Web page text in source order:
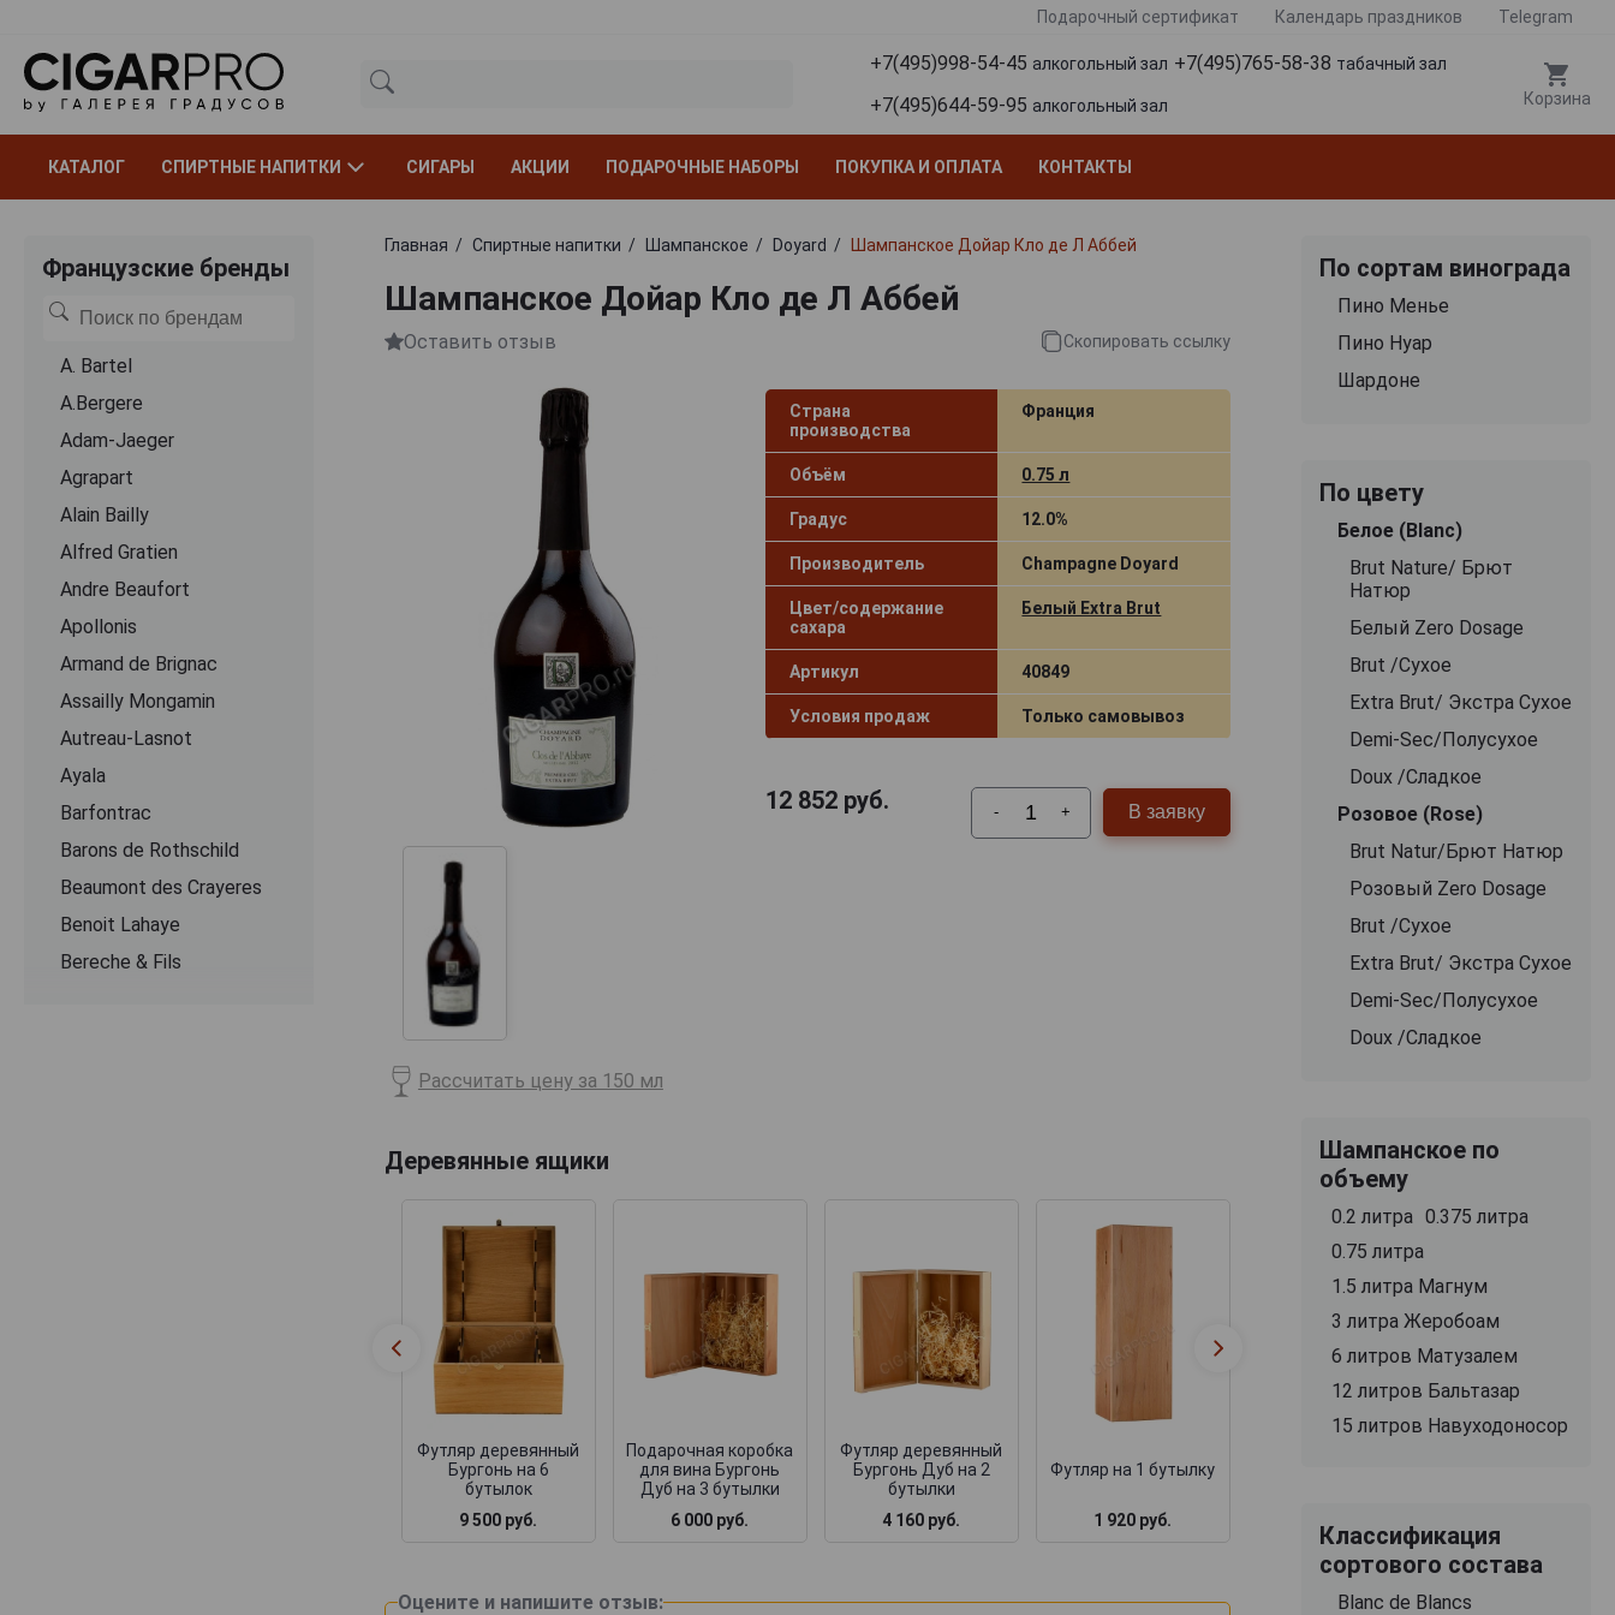
Подарочный сертификат Календарь праздников Telegram
+7(495)998-54-45 алкогольный зал +7(495)765-58-38 табачный зал
+7(495)644-59-95 алкогольный зал Корзина
КАТАЛОГ СПИРТНЫЕ НАПИТКИ СИГАРЫ АКЦИИ ПОДАРОЧНЫЕ НАБОРЫ ПОКУПКА И ОПЛАТА КОНТАКТЫ
Французские бренды
A. Bartel
A.Bergere
Adam-Jaeger
Agrapart
Alain Bailly
Alfred Gratien
Andre Beaufort
Apollonis
Armand de Brignac
Assailly Mongamin
Autreau-Lasnot
Ayala
Barfontrac
Barons de Rothschild
Beaumont des Crayeres
Benoit Lahaye
Bereche & Fils
Главная Спиртные напитки Шампанское Doyard Шампанское Дойар Кло де Л Аббей
Шампанское Дойар Кло де Л Аббей
Оставить отзыв Скопировать ссылку
Страна
производства
Франция
Объём 0.75 л
Градус 12.0%
Производитель Champagne Doyard
Цвет/содержание
сахара
Белый Extra Brut
Артикул 40849
Условия продаж Только самовывоз
12 852руб. - + В заявку
Рассчитать цену за 150 мл
Деревянные ящики
Футляр деревянный
Бургонь на 6
бутылок
9 500 руб.
Подарочная коробка
для вина Бургонь
Дуб на 3 бутылки
6 000 руб.
Футляр деревянный
Бургонь Дуб на 2
бутылки
4 160 руб.
Футляр на 1 бутылку
1 920 руб.
Деревянная
коробка для коньяка
подарочный
замком +
Оцените и напишите отзыв:
По сортам винограда
Пино Менье
Пино Нуар
Шардоне
По цвету
Белое (Blanc)
Brut Nature/ Брют
Натюр
Белый Zero Dosage
Brut /Сухое
Extra Brut/ Экстра Сухое
Demi-Sec/Полусухое
Doux /Сладкое
Розовое (Rose)
Brut Natur/Брют Натюр
Розовый Zero Dosage
Brut /Сухое
Extra Brut/ Экстра Сухое
Demi-Sec/Полусухое
Doux /Сладкое
Шампанское по
объему
0.2 литра 0.375 литра
0.75 литра
1.5 литра Магнум
3 литра Жеробоам
6 литров Матузалем
12 литров Бальтазар
15 литров Навуходоносор
Классификация
сортового состава
Blanc de Blancs